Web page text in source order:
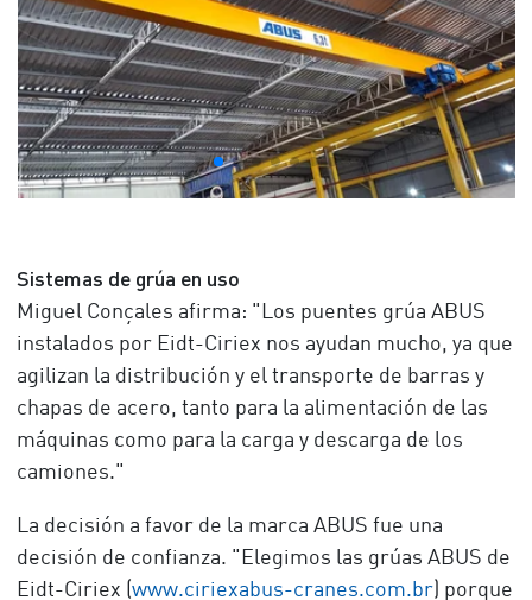
Sistemas de grúa en uso
Miguel Conçales afirma: "Los puentes grúa ABUS
instalados por Eidt-Ciriex nos ayudan mucho, ya que
agilizan la distribución y el transporte de barras y
chapas de acero, tanto para la alimentación de las
máquinas como para la carga y descarga de los
camiones."
La decisión a favor de la marca ABUS fue una
decisión de confianza. "Elegimos las grúas ABUS de
Eidt-Ciriex (www.ciriexabus-cranes.com.br) porque